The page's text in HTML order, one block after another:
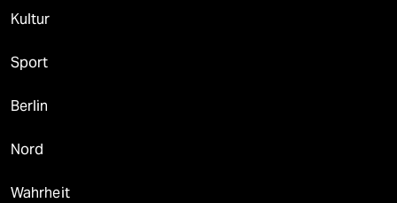
Kultur
Sport
Berlin
Nord
Wahrheit